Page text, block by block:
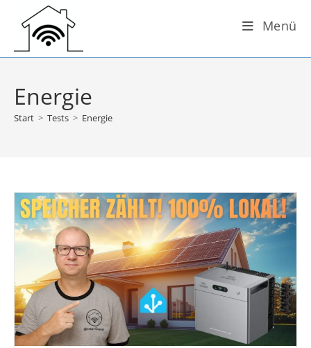
Inhalt
springen
Menü
Energie
Start > Tests > Energie